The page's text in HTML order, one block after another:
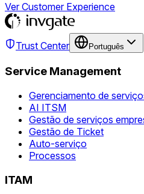
Ver Customer Experience
Trust Center Português
Service Management
Gerenciamento de
AI ITSM
Gestão de serviços
Gestão de Ticket
Auto-serviço
Processos
ITAM